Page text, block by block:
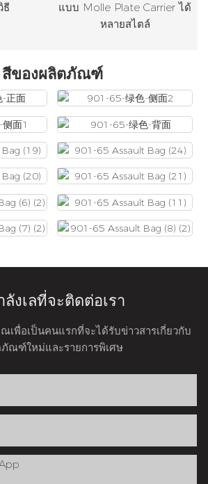
ธี
แบบ Molle Plate Carrier ได้
หลายสไตล์
สีของผลิตภัณฑ์
ลังเลที่จะติดต่อเรา
เพื่อเป็นคนแรกที่จะได้รับข่าวสารเกี่ยวกับ
ณฑ์ใหม่และรายการพิเศษ